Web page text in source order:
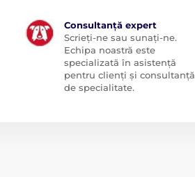
Consultanță expert
Scrieți-ne sau sunați-ne.
Echipa noastră este
specializată în asistență
pentru clienți și consultanță
de specialitate.